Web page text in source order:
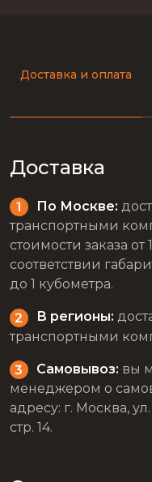
Доставка и оплата
Доставка
По Москве:
транспортными
стоимости заказа
соответствии
до 1 кубометра.
В регионы:
транспортными
Самовывоз: вы
менеджером о
адресу: г. Москва,
стр. 14.